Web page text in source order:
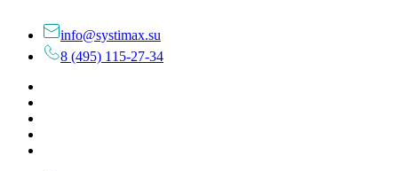
info@systimax.su
8 (495) 115-27-34